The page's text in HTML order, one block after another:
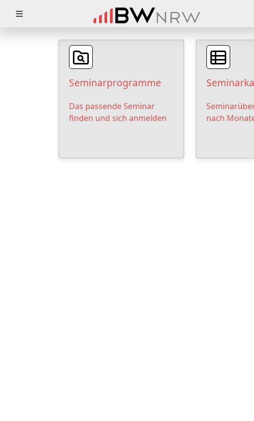
Seminarprogramme
Das passende Seminar
finden und sich anmelden
nach